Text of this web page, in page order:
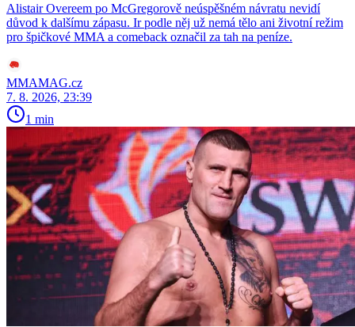
Alistair Overeem po McGregorově neúspěšném návratu nevidí
důvod k dalšímu zápasu. Ir podle něj už nemá tělo ani životní režim
pro špičkové MMA a comeback označil za tah na peníze.
MMAMAG.cz
7. 8. 2026, 23:39
1 min